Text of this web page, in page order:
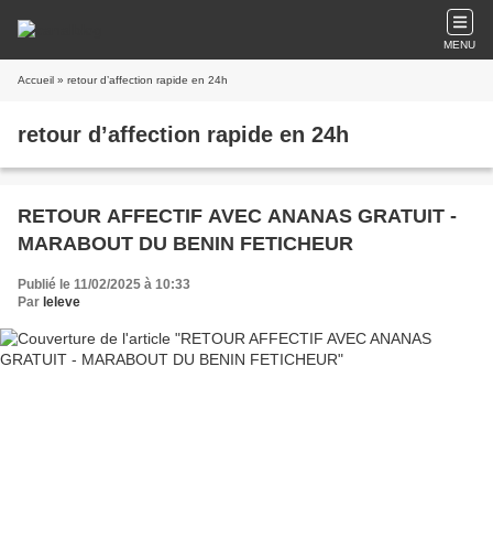
MENU
Accueil » retour d’affection rapide en 24h
retour d’affection rapide en 24h
RETOUR AFFECTIF AVEC ANANAS GRATUIT -
MARABOUT DU BENIN FETICHEUR
Publié le 11/02/2025 à 10:33
Par leleve